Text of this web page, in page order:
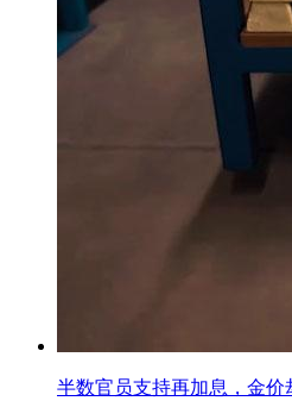
半数官员支持再加息，金